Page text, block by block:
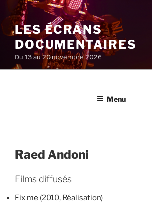
au
contenu
principal
LES ÉCRANS
DOCUMENTAIRES
Du 13 au 20 novembre 2026
Menu
Raed Andoni
Films diffusés
Fix me (2010, Réalisation)